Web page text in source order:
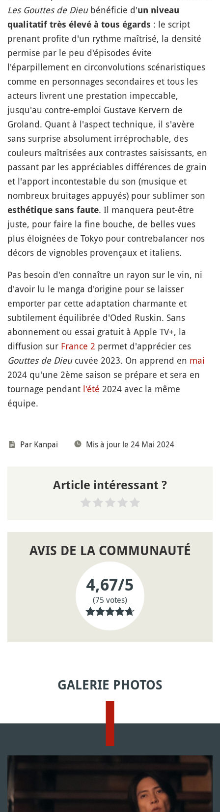
Les Gouttes de Dieubénéficie d'un niveau
qualitatif très élevé à tous égards : le script
prenant profite d'un rythme maîtrisé, la densité
permise par le peu d'épisodes évite
l'éparpillement en circonvolutions scénaristiques
comme en personnages secondaires et tous les
acteurs livrent une prestation impeccable,
jusqu'au contre-emploi Gustave Kervern de
Groland. Quant à l'aspect technique, il s'avère
sans surprise absolument irréprochable, des
couleurs maîtrisées aux contrastes saisissants, en
passant par les appréciables différences de grain
et l'apport incontestable du son (musique et
nombreux bruitages appuyés) pour sublimer son
esthétique sans faute. Il manquera peut-être
juste, pour faire la fine bouche, de belles vues
plus éloignées de Tokyo pour contrebalancer nos
décors de vignobles provençaux et italiens.
Pas besoin d'en connaître un rayon sur le vin, ni
d'avoir lu le manga d'origine pour se laisser
emporter par cette adaptation charmante et
subtilement équilibrée d'Oded Ruskin. Sans
abonnement ou essai gratuit à Apple TV+, la
diffusion sur France 2 permet d'apprécier ces
Gouttes de Dieucuvée 2023. On apprend en mai
2024 qu'une 2ème saison se prépare et sera en
tournage pendant l'été 2024 avec la même
équipe.
Par Kanpai Mis à jour le 24 Mai 2024
Article intéressant ?
AVIS DE LA COMMUNAUTÉ
4,67/5
(75 votes)
GALERIE PHOTOS